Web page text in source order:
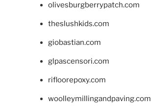
olivesburgberrypatch.com
theslushkids.com
giobastian.com
glpascensori.com
rifloorepoxy.com
woolleymillingandpaving.com